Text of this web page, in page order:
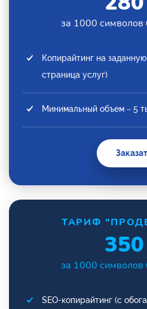
за 1000 символов
Копирайтинг на заданную
страница услуг)
Минимальный объем – 5
ТАРИФ
за 1000 символов
SEO-копирайтинг (с